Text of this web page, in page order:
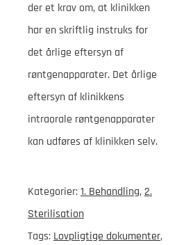
intraorale
røntgenapparater
antal
der et krav om, at klinikken
har en skriftlig instruks for
det årlige eftersyn af
røntgenapparater. Det årlige
eftersyn af klinikkens
intraorale røntgenapparater
kan udføres af klinikken selv.
Kategorier:1. Behandling,2.
Sterilisation
Tags: Lovpligtige dokumenter,